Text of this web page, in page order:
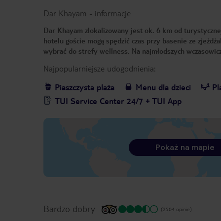
Dar Khayam - informacje
Dar Khayam zlokalizowany jest ok. 6 km od
hotelu goście mogą spędzić czas przy basenie ze
wybrać do strefy wellness. Na najmłodszych
Najpopularniejsze udogodnienia:
Piaszczysta plaża
Menu dla dzieci
TUI Service Center 24/7 + TUI App
Pokaż na mapie
Bardzo dobry (2504 opinie)